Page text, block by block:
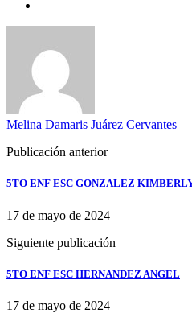
Melina Damaris Juárez Cervantes
Publicación anterior
5TO ENF ESC GONZALEZ
17 de mayo de 2024
Siguiente publicación
5TO ENF ESC HERNANDEZ ANGEL
17 de mayo de 2024